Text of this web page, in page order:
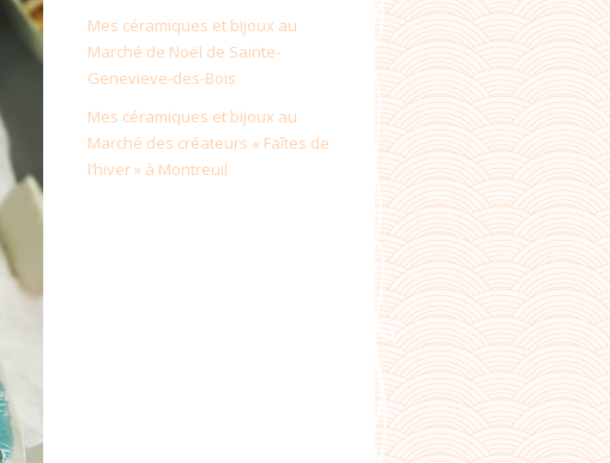
Mes céramiques et bijoux au
Marché de Noël de Sainte-
Genevieve-des-Bois
Mes céramiques et bijoux au
Marché des créateurs « Faîtes de
l’hiver » à Montreuil